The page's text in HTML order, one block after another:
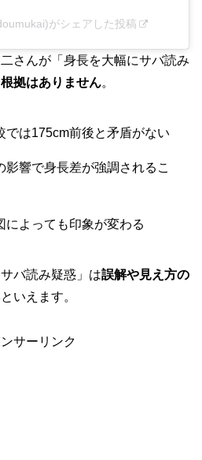
がシェアした投稿
さんが「身長を大幅にサバ読み
拠はありません。
では175cm前後と矛盾がない
影響で身長差が強調されるこ
によっても印象が変わる
バ読み疑惑」は誤解や見え方の
いえます。
サーリンク